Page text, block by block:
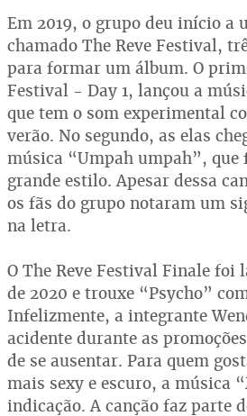
Em 2019, o grupo deu início a
chamado The Reve Festival,
para formar um álbum. O
Festival - Day 1, lançou a
que tem o som experimental
verão. No segundo, as elas
música “Umpah umpah”, que
grande estilo. Apesar dessa
os fãs do grupo notaram um
na letra.
O The Reve Festival Finale foi
de 2020 e trouxe “Psycho”
Infelizmente, a integrante
acidente durante as
de se ausentar. Para quem
mais sexy e escuro, a música
indicação. A canção faz parte